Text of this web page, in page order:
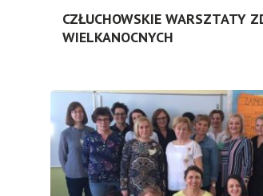
CZŁUCHOWSKIE WARSZTATY
WIELKANOCNYCH